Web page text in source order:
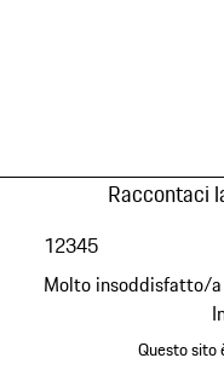
Raccontaci
Molto insoddisfatto/a
12345
Questo sito